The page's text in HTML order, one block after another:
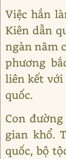
Việc hắn
Kiên dẫn
ngàn năm
phương
liên kết với
quốc.
Con
gian khổ.
quốc, bộ